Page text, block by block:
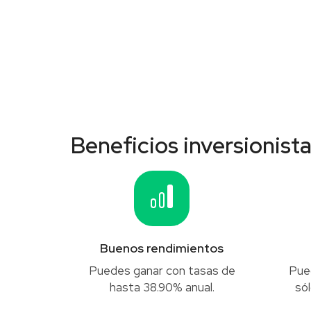
Beneficios
Buenos rendimientos
Puedes ganar con tasas de
hasta 38.90% anual.